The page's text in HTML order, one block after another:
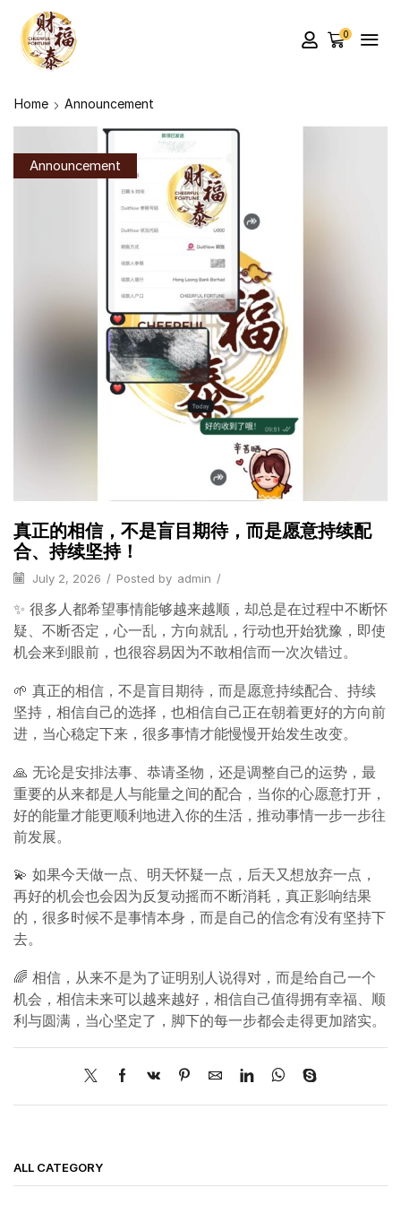
0
Home Announcement
Announcement
真正的相信，不是盲目期待，而是愿意持续配
合、持续坚持！
July 2, 2026 / Posted by admin /
✨ 很多人都希望事情能够越来越顺，却总是在过程中不断怀
疑、不断否定，心一乱，方向就乱，行动也开始犹豫，即使
机会来到眼前，也很容易因为不敢相信而一次次错过。
🌱 真正的相信，不是盲目期待，而是愿意持续配合、持续
坚持，相信自己的选择，也相信自己正在朝着更好的方向前
进，当心稳定下来，很多事情才能慢慢开始发生改变。
🙏 无论是安排法事、恭请圣物，还是调整自己的运势，最
重要的从来都是人与能量之间的配合，当你的心愿意打开，
好的能量才能更顺利地进入你的生活，推动事情一步一步往
前发展。
💫 如果今天做一点、明天怀疑一点，后天又想放弃一点，
再好的机会也会因为反复动摇而不断消耗，真正影响结果
的，很多时候不是事情本身，而是自己的信念有没有坚持下
去。
🌈 相信，从来不是为了证明别人说得对，而是给自己一个
机会，相信未来可以越来越好，相信自己值得拥有幸福、顺
利与圆满，当心坚定了，脚下的每一步都会走得更加踏实。
ALL CATEGORY